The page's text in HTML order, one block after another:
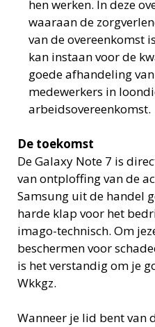
hen werken. In deze
waaraan de
van de overeenkomst
kan instaan voor de
goede afhandeling
medewerkers in
arbeidsovereenkomst.
De toekomst
De Galaxy Note 7 is
van ontploffing van de
Samsung uit de handel
harde klap voor het
imago-technisch. Om
beschermen voor
is het verstandig om je
Wkkgz.
Wanneer je lid bent van